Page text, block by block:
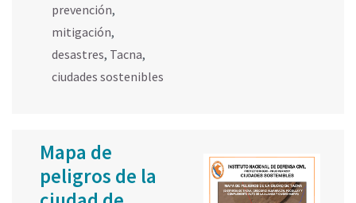
prevención,
mitigación,
desastres, Tacna,
ciudades sostenibles
Mapa de
peligros de la